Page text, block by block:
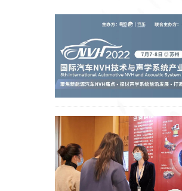
振动测